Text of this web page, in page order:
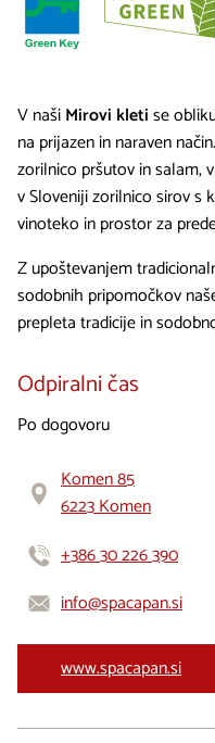
V našiMirovi kletise
na prijazen in naraven
zorilnico pršutov in salam,
v Sloveniji zorilnico sirov s
vinoteko in prostor za
Z upoštevanjem
sodobnih pripomočkov
prepleta tradicije in
Odpiralni čas
Po dogovoru
Komen 85
6223 Komen
+386 30 226 390
info@spacapan.si
www.spacapan.si